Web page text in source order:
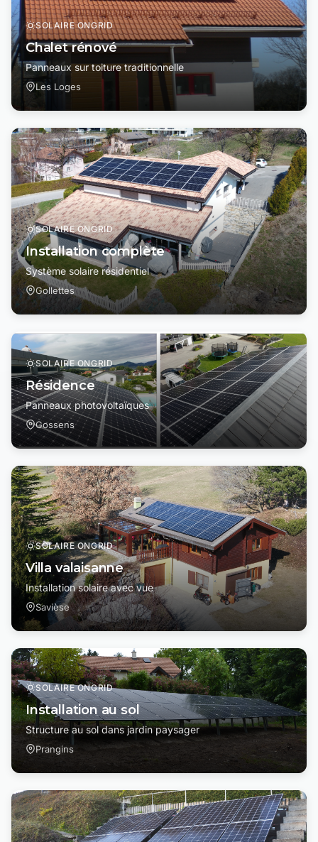
SOLAIRE ONGRID
Chalet rénové
Panneaux sur toiture traditionnelle
Les Loges
SOLAIRE ONGRID
Installation complète
Système solaire résidentiel
Gollettes
SOLAIRE ONGRID
Résidence
Panneaux photovoltaïques
Gossens
SOLAIRE ONGRID
Villa valaisanne
Installation solaire avec vue
Savièse
SOLAIRE ONGRID
Installation au sol
Structure au sol dans jardin paysager
Prangins